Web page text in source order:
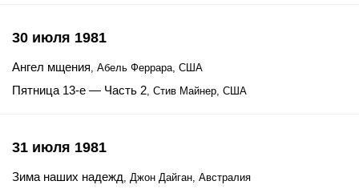
30 июля 1981
Ангел мщения, Абель Феррара, США
Пятница 13-е — Часть 2, Стив Майнер, США
31 июля 1981
Зима наших надежд, Джон Дайган, Австралия